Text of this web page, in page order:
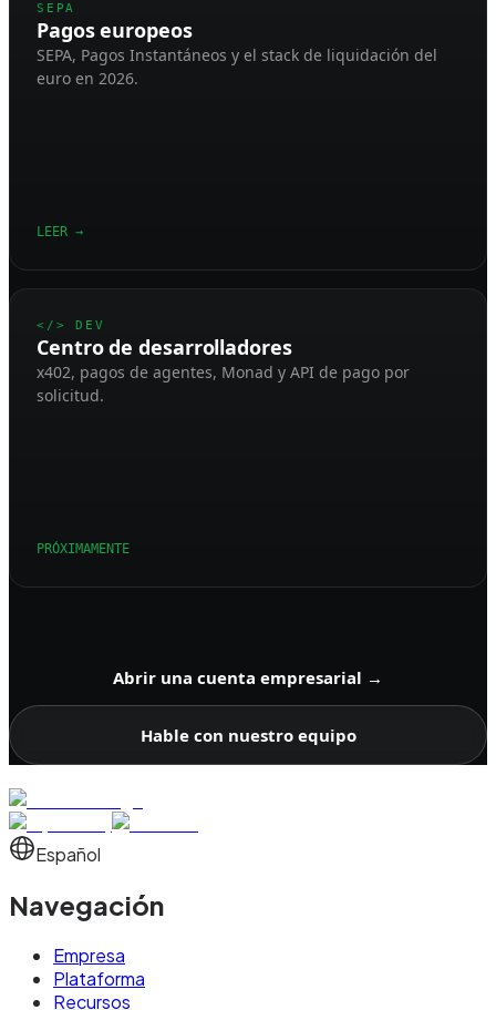
SEPA
Pagos europeos
SEPA, Pagos Instantáneos y el stack de liquidación del
euro en 2026.
LEER →
</> DEV
Centro de desarrolladores
x402, pagos de agentes, Monad y API de pago por
solicitud.
PRÓXIMAMENTE
Abrir una cuenta empresarial →
Hable con nuestro equipo
Español
Navegación
Empresa
Plataforma
Recursos